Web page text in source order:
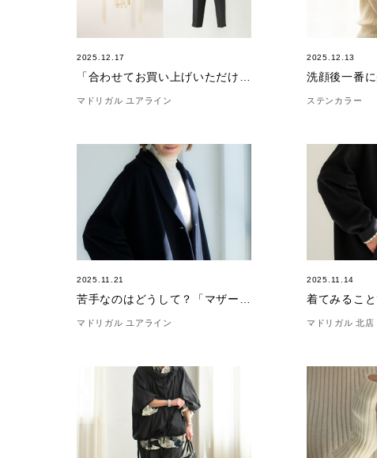
2025.12.17
マドリガル ユアライン
2025.12.13
ステンカラー
2025.11.21
マドリガル ユアライン
2025.11.14
マドリガル 北店